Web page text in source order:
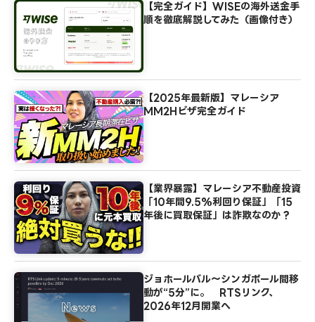
【完全ガイド】WISEの海外送金手
順を徹底解説してみた（画像付き）
【2025年最新版】マレーシア
MM2Hビザ完全ガイド
【業界暴露】マレーシア不動産投資
「10年間9.5%利回り保証」「15
年後に買取保証」は詐欺なのか？
ジョホールバル～シンガポール間移
動が“5分”に。 RTSリンク、
2026年12月開業へ